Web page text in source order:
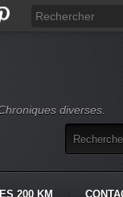
diverses.
200 KM